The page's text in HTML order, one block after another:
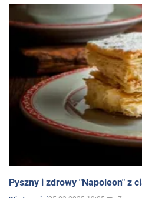
Pyszny i zdrowy "Napoleon" z